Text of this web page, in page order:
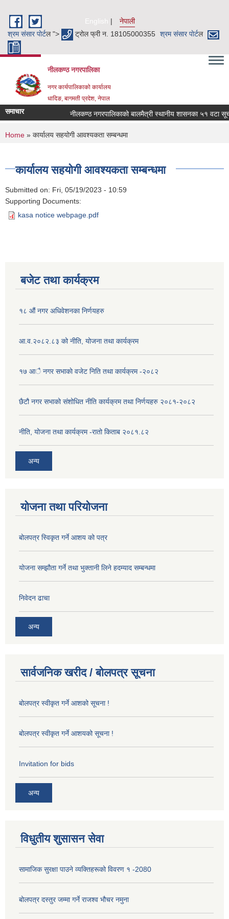
English
नेपाली
श्रम संसार पाेर्टल "> ट्रोल फ्री न. 18105000355 श्रम संसार पाेर्टल
नीलकण्ठ नगरपालिका
नगर कार्यपालिकाको कार्यालय
धादिङ, बागमती प्रदेश, नेपाल
समाचार नीलकण्ठ नगरपालिकाको बालमैत्री स्थानीय शासनका ५१ वटा
You are here
Home » कार्यालय सहयोगी आवश्यकता सम्बन्धमा
कार्यालय सहयोगी आवश्यकता सम्बन्धमा
Submitted on: Fri, 05/19/2023 - 10:59
Supporting Documents:
kasa notice webpage.pdf
बजेट तथा कार्यक्रम
१८ औं नगर अधिवेशनका निर्णयहरु
आ.व.२०८२.८३ को नीति, योजना तथा कार्यक्रम
१७ आै नगर सभाकाे वजेट निति तथा कार्यक्रम -२०८२
छैटौ नगर सभाको संशोधित नीति कार्यक्रम तथा निर्णयहरु २०८१-२०८२
नीति, योजना तथा कार्यक्रम -रातो किताब २०८१.८२
अन्य
योजना तथा परियोजना
बोलपत्र स्विकृत गर्ने आशय को पत्र
योजना सम्झौता गर्ने तथा भुक्तानी लिने हदम्याद सम्बन्धमा
निवेदन ढाचा
अन्य
सार्वजनिक खरीद / बोलपत्र सूचना
बोलपत्र स्वीकृत गर्ने आशको सूचना !
बोलपत्र स्वीकृत गर्ने आशयको सूचना !
Invitation for bids
अन्य
विधुतीय शुसासन सेवा
सामाजिक सुरक्षा पाउने व्यक्तिहरूको विवरण १ -2080
बोलपत्र दस्तुर जम्मा गर्ने राजश्व भौचर नमुना